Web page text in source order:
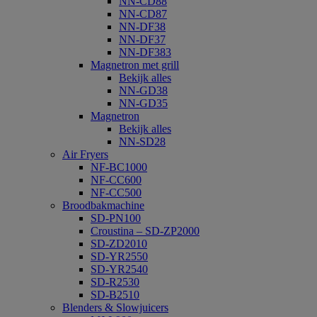
NN-CD87
NN-DF38
NN-DF37
NN-DF383
Magnetron met grill
Bekijk alles
NN-GD38
NN-GD35
Magnetron
Bekijk alles
NN-SD28
Air Fryers
NF-BC1000
NF-CC600
NF-CC500
Broodbakmachine
SD-PN100
Croustina – SD-ZP2000
SD-ZD2010
SD-YR2550
SD-YR2540
SD-R2530
SD-B2510
Blenders & Slowjuicers